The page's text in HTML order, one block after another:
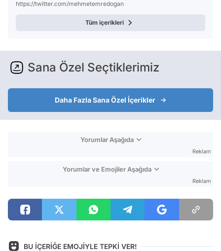
https://twitter.com/mehmetemredogan
Tüm içerikleri
Sana Özel Seçtiklerimiz
Daha Fazla Sana Özel İçerikler
Yorumlar Aşağıda
Reklam
Yorumlar ve Emojiler Aşağıda
Reklam
BU İÇERİĞE EMOJİYLE TEPKİ VER!